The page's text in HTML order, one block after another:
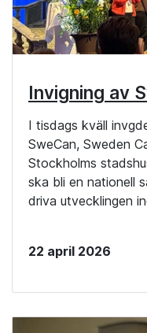
Invigning av
I tisdags kväll
SweCan, Sweden
Stockholms
ska bli en nationell
driva utvecklingen
22 april 2026